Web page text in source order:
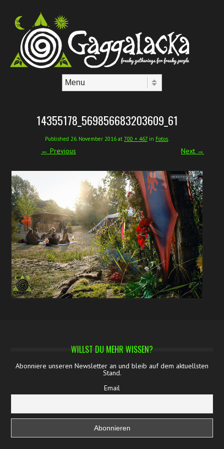
14355178_569856683203609_61
Published 26. November 2016 at 700 × 467 in Fotos
← Previous Next →
WILLST DU MEHR WISSEN?
Abonniere unseren Newsletter an und bleib auf dem aktuellsten
Stand.
Email